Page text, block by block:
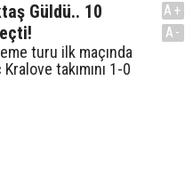
Güldü.. 10
turu ilk maçında
takımını 1-0
A+
A-